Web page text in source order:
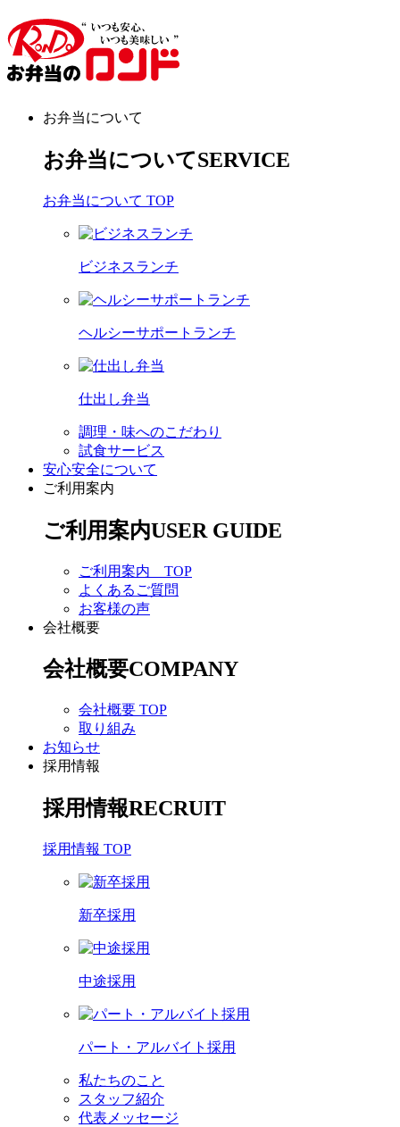
お弁当について
お弁当についてSERVICE
お弁当について TOP
ビジネスランチ
ヘルシーサポートランチ
仕出し弁当
調理・味へのこだわり
試食サービス
安心安全について
ご利用案内
ご利用案内USER GUIDE
ご利用案内 TOP
よくあるご質問
お客様の声
会社概要
会社概要COMPANY
会社概要 TOP
取り組み
お知らせ
採用情報
採用情報RECRUIT
採用情報 TOP
新卒採用
中途採用
パート・アルバイト採用
私たちのこと
スタッフ紹介
代表メッセージ